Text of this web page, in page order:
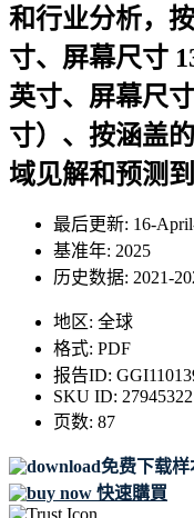
和行业分析，
寸、屏幕尺寸
英寸、屏幕尺
寸）、按涵盖
域见解和预测
最后更新: 16-
基准年: 2025
历史数据: 2021-
地区: 全球
格式: PDF
报告ID:
SKU ID: 27945322
页数: 87
免费下载样
快速購買